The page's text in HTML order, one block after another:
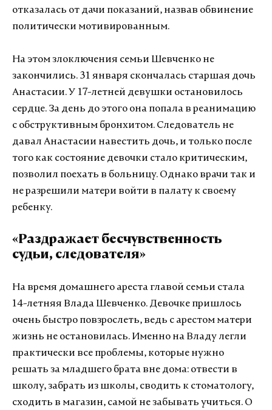
отказалась от дачи показаний, назвав обвинение
политически мотивированным.
На этом злоключения семьи Шевченко не
закончились. 31 января скончалась старшая дочь
Анастасии. У 17-летней девушки остановилось
сердце. За день до этого она попала в реанимацию
с обструктивным бронхитом. Следователь не
давал Анастасии навестить дочь, и только после
того как состояние девочки стало критическим,
позволил поехать в больницу. Однако врачи так и
не разрешили матери войти в палату к своему
ребенку.
«Раздражает бесчувственность
судьи, следователя»
На время домашнего ареста главой семьи стала
14-летняя Влада Шевченко. Девочке пришлось
очень быстро повзрослеть, ведь с арестом матери
жизнь не остановилась. Именно на Владу легли
практически все проблемы, которые нужно
решать за младшего брата вне дома: отвести в
школу, забрать из школы, сводить к стоматологу,
сходить в магазин, самой не забывать учиться. О